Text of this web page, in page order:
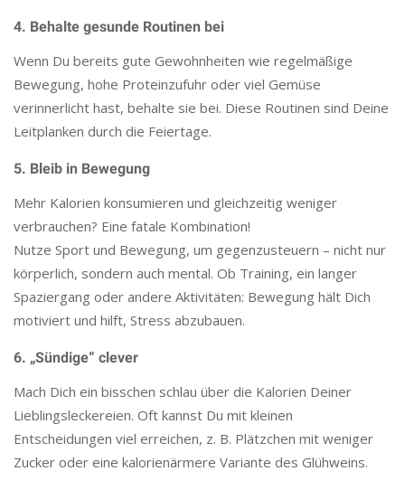
4. Behalte gesunde Routinen bei
Wenn Du bereits gute Gewohnheiten wie regelmäßige
Bewegung, hohe Proteinzufuhr oder viel Gemüse
verinnerlicht hast, behalte sie bei. Diese Routinen sind Deine
Leitplanken durch die Feiertage.
5. Bleib in Bewegung
Mehr Kalorien konsumieren und gleichzeitig weniger
verbrauchen? Eine fatale Kombination!
Nutze Sport und Bewegung, um gegenzusteuern – nicht nur
körperlich, sondern auch mental. Ob Training, ein langer
Spaziergang oder andere Aktivitäten: Bewegung hält Dich
motiviert und hilft, Stress abzubauen.
6. „Sündige“ clever
Mach Dich ein bisschen schlau über die Kalorien Deiner
Lieblingsleckereien. Oft kannst Du mit kleinen
Entscheidungen viel erreichen, z. B. Plätzchen mit weniger
Zucker oder eine kalorienärmere Variante des Glühweins.